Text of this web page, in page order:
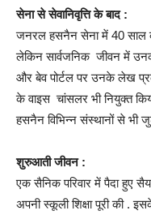
सेना से सेवानिवृत्ति के बाद :
जनरल हसनैन सेना में 40 साल
लेकिन सार्वजनिक जीवन में
और बेव पोर्टल पर उनके लेख
के वाइस चांसलर भी नियुक्त
हसनैन विभिन्न संस्थानों से भी
शुरुआती जीवन :
एक सैनिक परिवार में पैदा हुए
अपनी स्कूली शिक्षा पूरी की .